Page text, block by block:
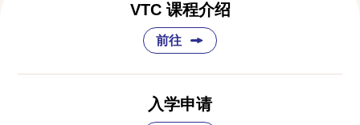
VTC 课程介绍
前往
入学申请